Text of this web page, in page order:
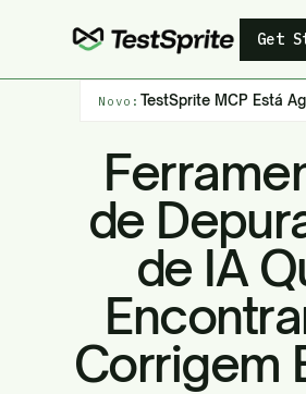
Get
Novo: TestSprite MCP Está
de
de IA
Corrigem